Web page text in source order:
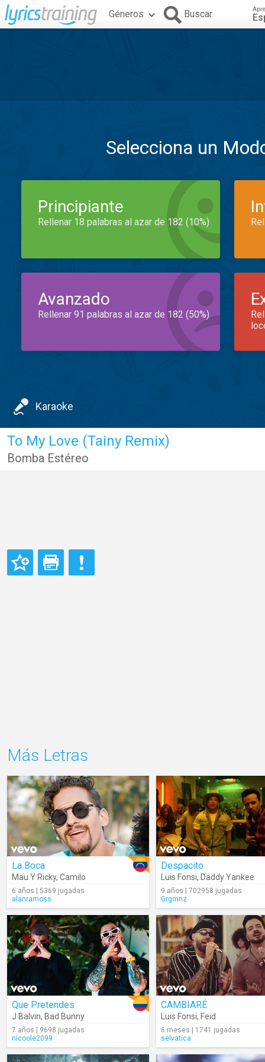
Géneros Buscar
Selecciona un
Principiante
Rellenar 18 palabras al azar de 182 (10%)
Avanzado
Rellenar 91 palabras al azar de 182 (50%)
Karaoke
To My Love (Tainy Remix)
Bomba Estéreo
Más Letras
La Boca
Mau Y Ricky, Camilo
6 años | 5369 jugadas
alanramoss
Despacito
Luis Fonsi, Daddy Yankee
9 años | 702958 jugadas
Grgmnz
Que Pretendes
J Balvin, Bad Bunny
7 años | 9698 jugadas
nicoole2099
CAMBIARÉ
Luis Fonsi, Feid
6 meses | 1741 jugadas
selvatica